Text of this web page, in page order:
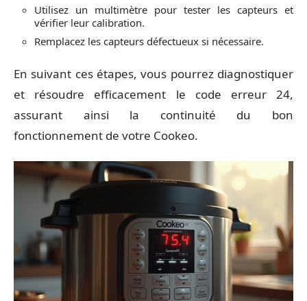
Utilisez un multimètre pour tester les capteurs et
vérifier leur calibration.
Remplacez les capteurs défectueux si nécessaire.
En suivant ces étapes, vous pourrez diagnostiquer
et résoudre efficacement le code erreur 24,
assurant ainsi la continuité du bon
fonctionnement de votre Cookeo.